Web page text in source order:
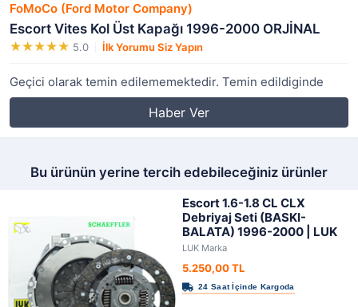
FoMoCo (Ford Motor Company)
Escort Vites Kol Üst Kapağı 1996-2000 ORJİNAL
5.0 İlk Yorumu Siz Yapın
Geçici olarak temin edilememektedir. Temin edildiginde
Haber Ver
Bu ürünün yerine tercih edebileceğiniz ürünler
Escort 1.6-1.8 CL CLX
Debriyaj Seti (BASKI-
BALATA) 1996-2000 | LUK
LUK Marka
5.250,00 TL